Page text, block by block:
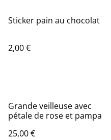
Sticker pain au chocolat
2,00 €
Grande veilleuse avec
pétale de rose et pampa
25,00 €